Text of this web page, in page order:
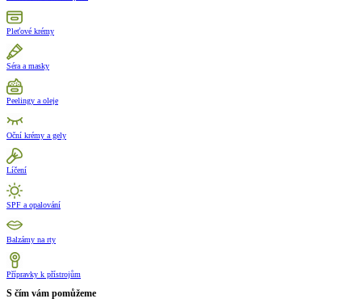
Pleťové krémy
Séra a masky
Peelingy a oleje
Oční krémy a gely
Líčení
SPF a opalování
Balzámy na rty
Přípravky k přístrojům
S čím vám pomůžeme